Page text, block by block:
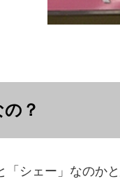
？
「シェー」なのか